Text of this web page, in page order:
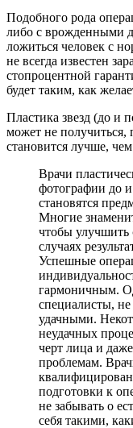
Подобного рода
либо с врожденными
ложиться человек с
не всегда известен
стопроцентной
будет таким, как
Пластика звезд (до и
может не получиться,
становится лучше,
Врачи
фотографии до и
становятся
Многие
чтобы улучшить
случаях
Успешные
гармоничным.
специалисты, не
удачными.
неудачных
черт лица и
проблемам.
подготовки к
не забывать о
себя такими,